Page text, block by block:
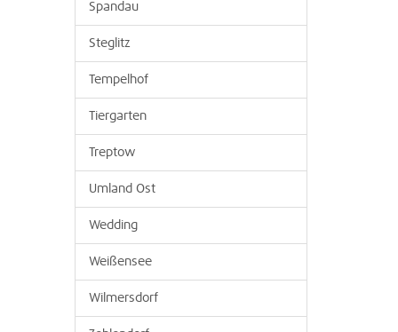
Spandau
Steglitz
Tempelhof
Tiergarten
Treptow
Umland Ost
Wedding
Weißensee
Wilmersdorf